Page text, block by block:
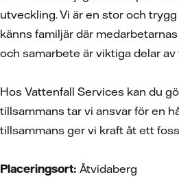
utveckling. Vi är en stor och
känns familjär där
och samarbete är viktiga delar
Hos Vattenfall Services kan du
tillsammans tar vi ansvar för en
tillsammans ger vi kraft åt ett
Placeringsort: Åtvidaberg